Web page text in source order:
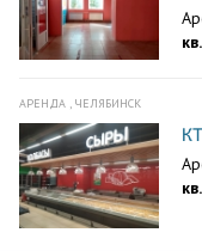
АРЕНДА , ЧЕЛЯБИНСК